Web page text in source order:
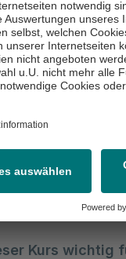
aber oft
praktische
können, um
oder
um sich in
Kurs wichtig